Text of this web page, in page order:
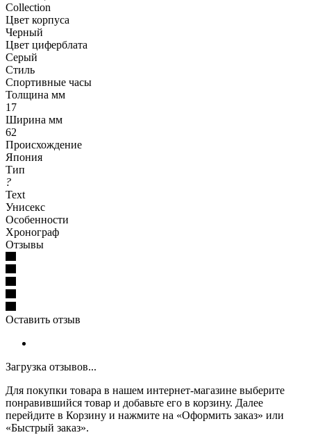
Collection
Цвет корпуса
Черный
Цвет циферблата
Серый
Стиль
Спортивные часы
Толщина мм
17
Ширина мм
62
Происхождение
Япония
Тип
?
Text
Унисекс
Особенности
Хронограф
Отзывы
Оставить отзыв
Загрузка отзывов...
Для покупки товара в нашем интернет-магазине выберите
понравившийся товар и добавьте его в корзину. Далее
перейдите в Корзину и нажмите на «Оформить заказ» или
«Быстрый заказ».